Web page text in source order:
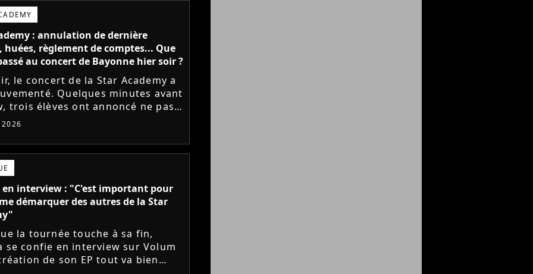
: annulation de dernière
règlement de comptes... Que
au concert de Bayonne hier soir ?
le concert de la Star Academy a
Quelques minutes avant
trois élèves ont annoncé ne pas
sur scène pour des
politiques. Leur...
en interview : "C'est important pour
démarquer des autres de la Star
la tournée touche à sa fin,
se confie en interview sur Volum
de son EP tout va bien